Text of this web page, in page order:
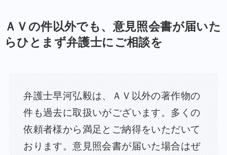
ＡＶの件以外でも、意見照会書が届いた
らひとまず弁護士にご相談を
弁護士早河弘毅は、ＡＶ以外の著作物の
件も過去に取扱いがございます。多くの
依頼者様から満足とご納得をいただいて
おります。意見照会書が届いた場合はぜ